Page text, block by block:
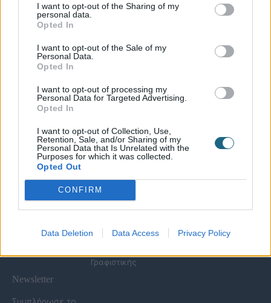
I want to opt-out of the Sharing of my
personal data.
Opted In
I want to opt-out of the Sale of my
Personal Data.
Opted In
I want to opt-out of processing my
Personal Data for Targeted Advertising.
Opted In
I want to opt-out of Collection, Use,
Retention, Sale, and/or Sharing of my
Personal Data that Is Unrelated with the
Purposes for which it was collected.
Opted Out
CONFIRM
Data Deletion Data Access Privacy Policy
Δευ - Παρ: 09:00 - 18:00
Σάββατο: 10:00 - 19:00
Χρήσιμες Σελίδες
Καριέρα
Τα Νέα μας
Απορρήτου
Όροι Χρήσης Eshop
Συχνές Ερωτήσεις
Τρόποι Πληρωμής &
Spa Marketing &
Προσωπικού
Digital Marketing
Wellness Real Estate
Ανακαίνιση Spa
Εξοπλισμός
Γραφιστικής
Εξειδικευμένα
Σεμινάρια
Σεμινάρια
Αισθητικής
Σεμινάρια Μασάζ
Σεμινάρια
Newsletter